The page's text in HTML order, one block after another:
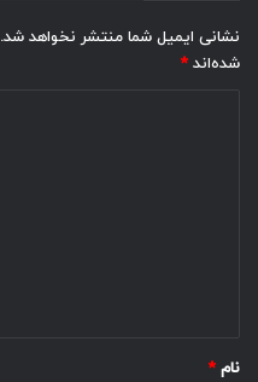
نشانی ایمیل شما منتشر نخواهد شد.
شده‌اند *
نام *